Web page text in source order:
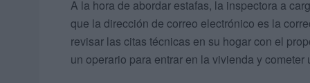
A la hora de abordar estafas, la inspectora a
que la dirección de correo electrónico es la
revisar las citas técnicas en su hogar con el
un operario para entrar en la vivienda y cometer